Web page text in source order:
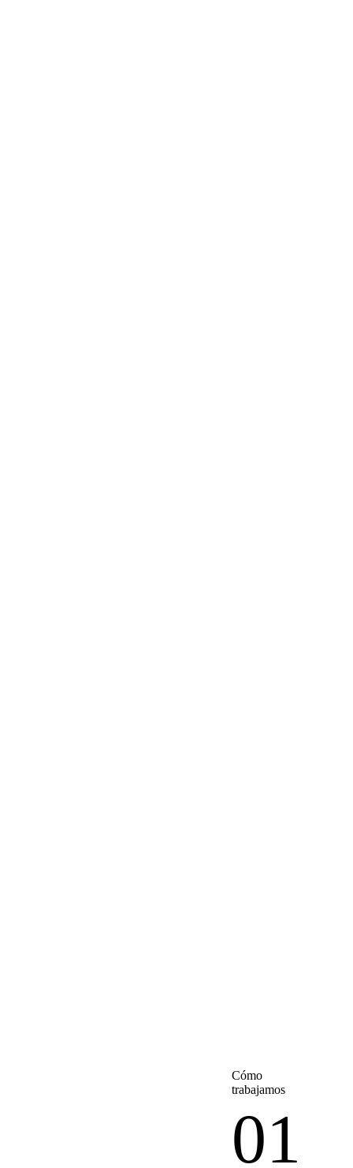
Cómo
trabajamos
01